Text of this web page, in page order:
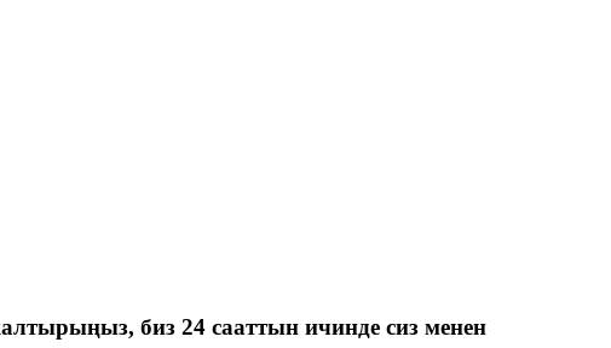
биз 24 сааттын ичинде сиз менен